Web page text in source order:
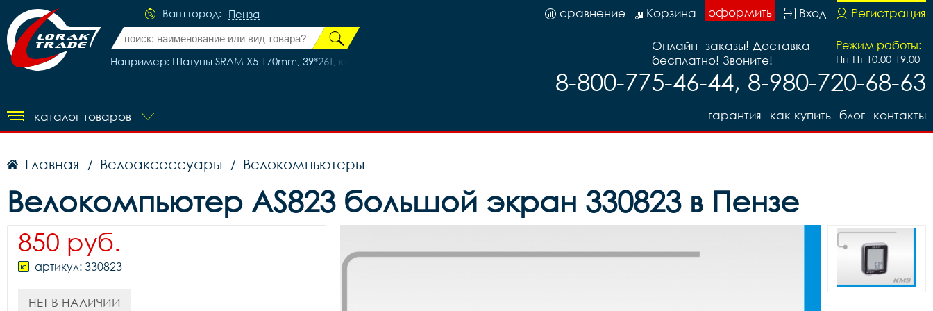
Ваш город: Пенза
Например: Шатуны SRAM X5 170mm, 39*26T, код 737
Регистрация
Вход
оформить
Корзина
сравнение
Режим работы:
Пн-Пт 10.00-19.00
Онлайн- заказы! Доставка -
бесплатно! Звоните!
8-800-775-46-44, 8-980-720-68-63
каталог товаров контакты
блог
как купить
гарантия
Главная / Велоаксессуары / Велокомпьютеры
Велокомпьютер AS823 большой экран 330823 в Пензе
850 руб.
артикул: 330823
НЕТ В НАЛИЧИИ